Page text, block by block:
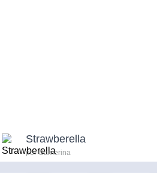
Strawberella
por Gamerina